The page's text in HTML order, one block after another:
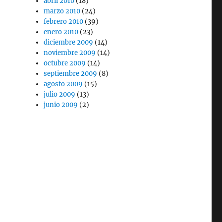
marzo 2010 (24)
febrero 2010 (39)
enero 2010 (23)
diciembre 2009 (14)
noviembre 2009 (14)
octubre 2009 (14)
septiembre 2009 (8)
agosto 2009 (15)
julio 2009 (13)
junio 2009 (2)